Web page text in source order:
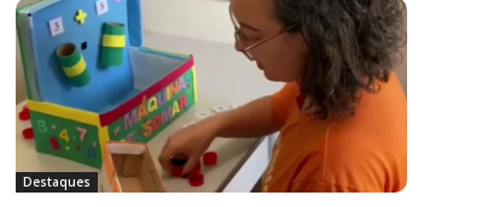
Destaques